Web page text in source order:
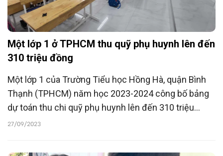
Một lớp 1 ở TPHCM thu quỹ phụ huynh lên đến
310 triệu đồng
Một lớp 1 của Trường Tiểu học Hồng Hà, quận Bình
Thạnh (TPHCM) năm học 2023-2024 công bố bảng
dự toán thu chi quỹ phụ huynh lên đến 310 triệu
đồng.
27/09/2023